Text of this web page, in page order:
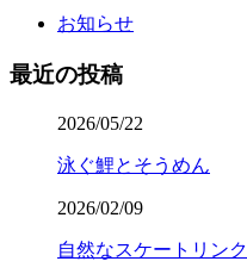
お知らせ
最近の投稿
2026/05/22
泳ぐ鯉とそうめん
2026/02/09
自然なスケートリンク